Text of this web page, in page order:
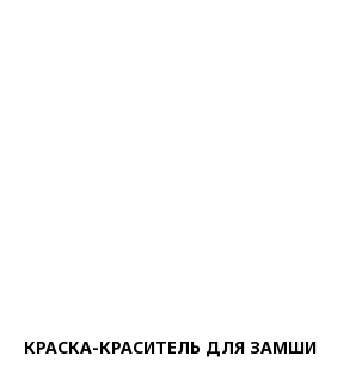
КРАСКА-КРАСИТЕЛЬ ДЛЯ ЗАМШИ